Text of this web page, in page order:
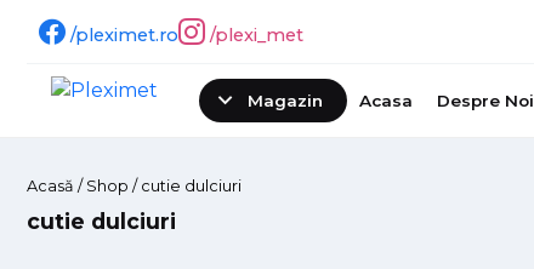
/pleximet.ro /plexi_met
Magazin Acasa Despre Noi
Acasă / Shop / cutie dulciuri
cutie dulciuri